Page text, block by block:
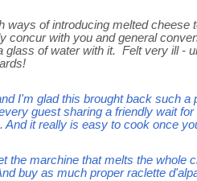
ways of introducing melted
concur with you and general
glass of water with it. Felt very ill -
I'm glad this brought back such
guest sharing a friendly wait
And it really is easy to cook once
the marchine that melts the whole
buy as much proper raclette